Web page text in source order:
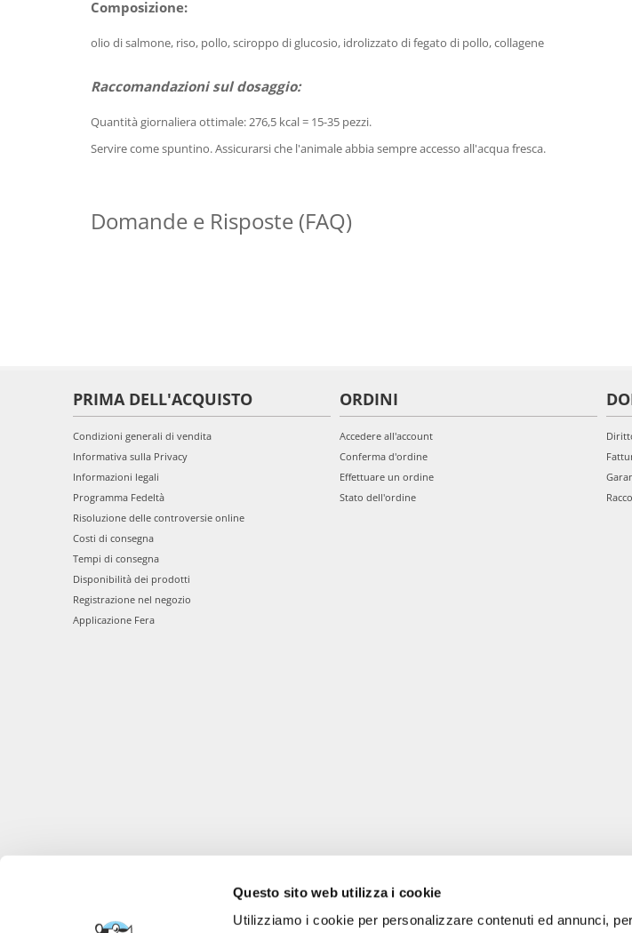
Questo sito web utilizza i cookie
Utilizziamo i cookie per personalizzare contenuti ed annunci,
Composizione:
olio di salmone, riso, pollo, sciroppo di glucosio, idrolizzato di fegato di pollo, collagene
Raccomandazioni sul dosaggio:
Quantità giornaliera ottimale:276,5 kcal = 15-35 pezzi.
Servire come spuntino. Assicurarsi che l'animale abbia sempre accesso all'acqua fresca.
Domande e Risposte (FAQ)
PRIMA DELL'ACQUISTO
Condizioni generali di vendita
Informativa sulla Privacy
Informazioni legali
Programma Fedeltà
Risoluzione delle controversie online
Costi di consegna
Tempi di consegna
Disponibilità dei prodotti
Registrazione nel negozio
Applicazione Fera
ORDINI
Accedere all'account
Conferma d'ordine
Effettuare un ordine
Stato dell'ordine